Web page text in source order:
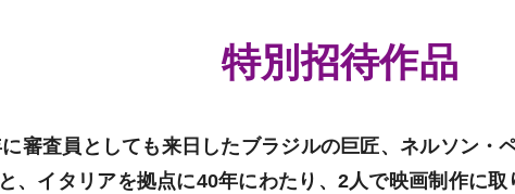
特別招待作品
審査員としても来日したブラジルの巨匠、ネルソン・
、イタリアを拠点に40年にわたり、2人で映画制作に